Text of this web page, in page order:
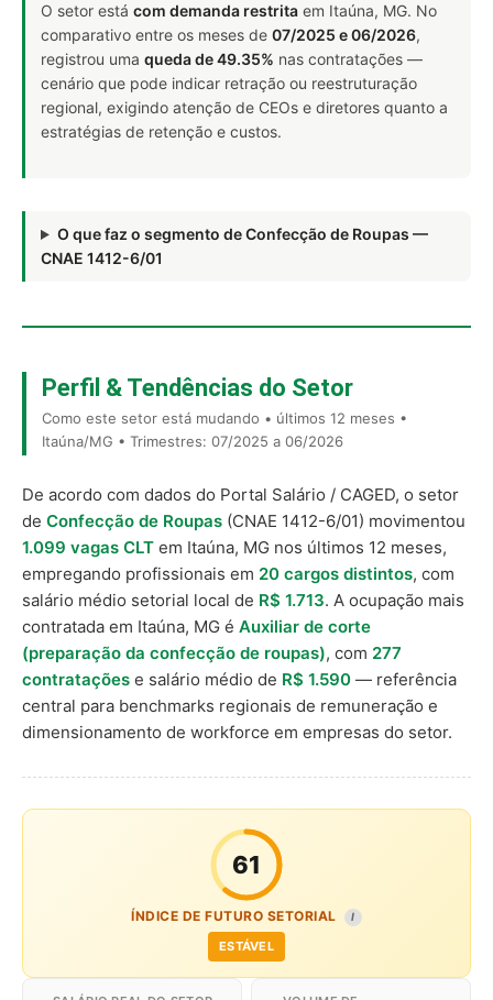
O setor está com demanda restrita em Itaúna, MG. No
comparativo entre os meses de 07/2025 e 06/2026,
registrou uma queda de 49.35% nas contratações —
cenário que pode indicar retração ou reestruturação
regional, exigindo atenção de CEOs e diretores quanto a
estratégias de retenção e custos.
O que faz o segmento de Confecção de Roupas —
CNAE 1412-6/01
Perfil & Tendências do Setor
Como este setor está mudando • últimos 12 meses •
Itaúna/MG • Trimestres: 07/2025 a 06/2026
De acordo com dados do Portal Salário / CAGED, o setor
de Confecção de Roupas (CNAE 1412-6/01) movimentou
1.099 vagas CLT em Itaúna, MG nos últimos 12 meses,
empregando profissionais em 20 cargos distintos, com
salário médio setorial local de R$ 1.713. A ocupação mais
contratada em Itaúna, MG é Auxiliar de corte
(preparação da confecção de roupas), com 277
contratações e salário médio de R$ 1.590 — referência
central para benchmarks regionais de remuneração e
dimensionamento de workforce em empresas do setor.
61
ÍNDICE DE FUTURO SETORIAL I
ESTÁVEL